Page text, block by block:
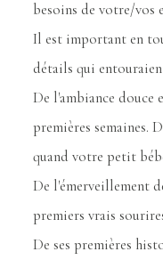
besoins de votre/vos
Il est important en
détails qui
De l'ambiance douce
premières semaines.
quand votre petit
De l'émerveillement
premiers vrais
De ses premières